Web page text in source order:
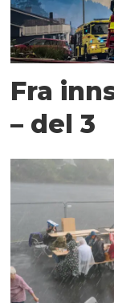
Fra
– del 3